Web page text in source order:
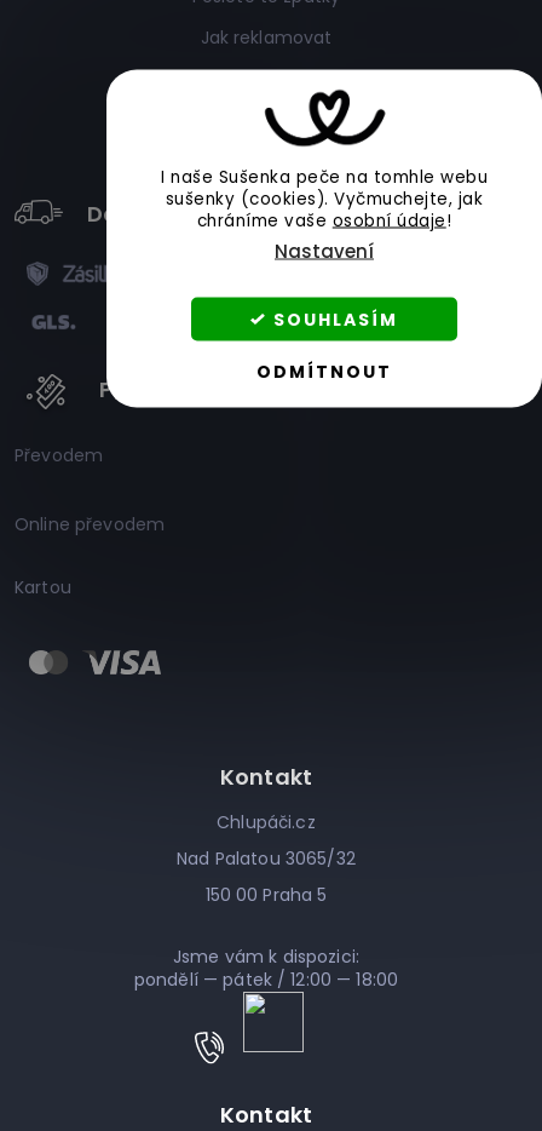
I naše Sušenka peče na tomhle webu
sušenky (cookies).Vyčmuchejte, jak
chráníme vaše osobní údaje!
Nastavení
ODMÍTNOUT
SOUHLASÍM
Jak reklamovat
Ochrana údajů a cookies
Doprava
Platby
Převodem
Online převodem
Kartou
Kontakt
Chlupáči.cz
Nad Palatou 3065/32
150 00 Praha 5
Jsme vám k dispozici:
pondělí — pátek / 12:00 — 18:00
Kontakt